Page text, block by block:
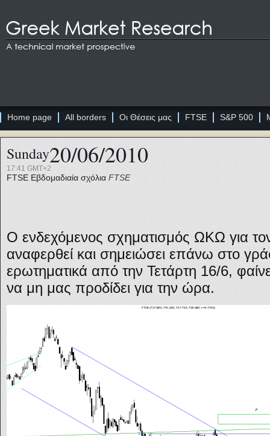
Home page All borders Οι Θέσεις μας FTSE S&P 500
Sunday20/06/2010
17:41 GMT+2
FTSE Εβδομαδιαία σχόλια FTSE
Ο ενδεχόμενος σχηματισμός ΩΚΩ για
αναφερθεί και σημειώσει επάνω στο
ερωτηματικά από την Τετάρτη 16/6,
να μη μας προδίδει για την ώρα.